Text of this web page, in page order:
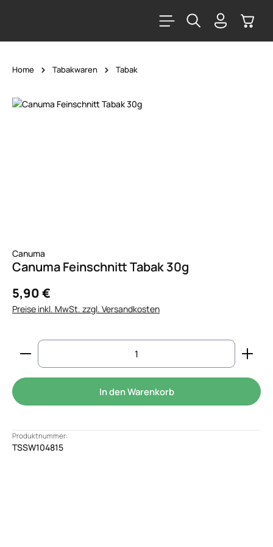
Home Tabakwaren Tabak
Bildergalerie überspringen
Canuma
Canuma Feinschnitt Tabak 30g
5,90 €
Preise inkl. MwSt. zzgl. Versandkosten
Produkt Anzahl: Gib den gewünschten Wert
In den Warenkorb
Produktnummer:
TSSW104815